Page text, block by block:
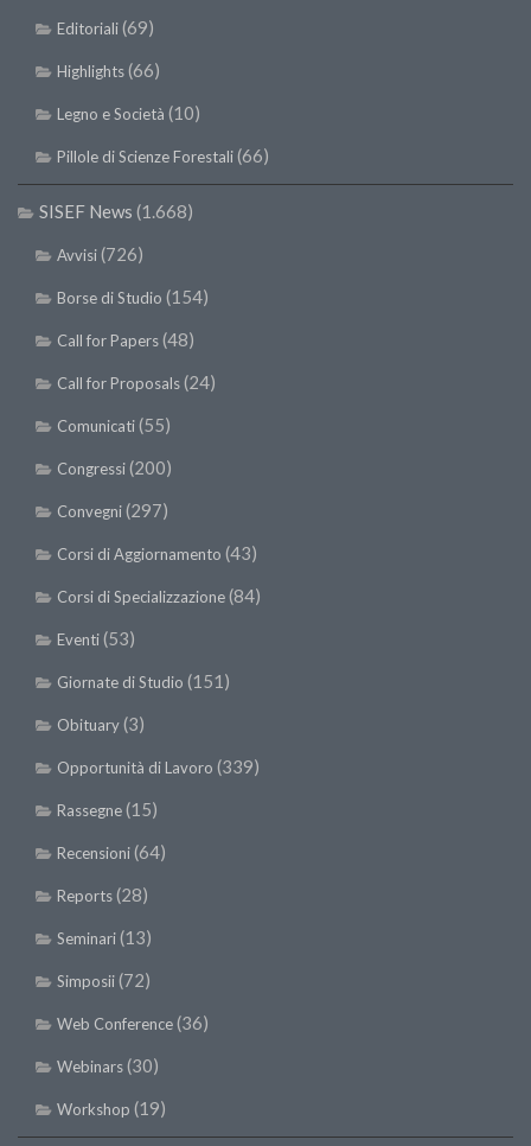
SISEF@Facebook
@SISEF Tweets
@ForestTweeting
SISEF Publishing
Redazione SISEF.ORG
Editoriali(69)
Highlights(66)
Legno e Società (10)
Pillole di Scienze Forestali(66)
SISEF News (1.668)
Avvisi(726)
Borse di Studio (154)
Call for Papers(48)
Call for Proposals(24)
Comunicati(55)
Congressi(200)
Convegni(297)
Corsi di Aggiornamento (43)
Corsi di Specializzazione(84)
Eventi(53)
Giornate di Studio (151)
Obituary(3)
Opportunità di Lavoro (339)
Rassegne(15)
Recensioni(64)
Reports(28)
Seminari(13)
Simposii(72)
Web Conference(36)
Webinars(30)
Workshop (19)